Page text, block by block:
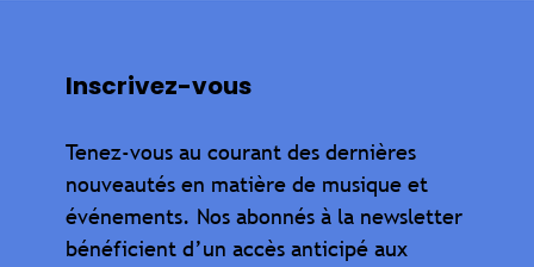
Inscrivez-vous
Tenez-vous au courant des dernières
nouveautés en matière de musique et
événements. Nos abonnés à la newsletter
bénéficient d’un accès anticipé aux